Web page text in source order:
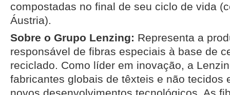
compostadas no final de seu ciclo de vida
Áustria).
Sobre o Grupo Lenzing: Representa a
responsável de fibras especiais à base de
reciclado. Como líder em inovação, a
fabricantes globais de têxteis e não tecidos